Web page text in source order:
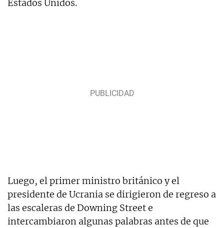
Estados Unidos.
Luego, el primer ministro británico y el
presidente de Ucrania se dirigieron de regreso a
las escaleras de Downing Street e
intercambiaron algunas palabras antes de que